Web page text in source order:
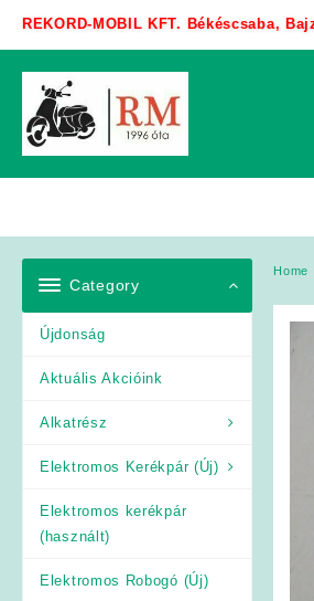
REKORD-MOBIL KFT. Békéscsaba,
Category
Újdonság
Aktuális Akcióink
Alkatrész
Elektromos Kerékpár (Új)
Elektromos kerékpár
(használt)
Elektromos Robogó (Új)
Home